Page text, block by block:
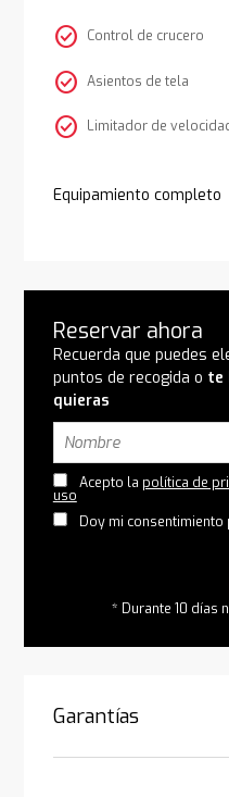
check_circle Control de crucero
check_circle Asientos de tela
check_circle Limitador de
Equipamiento completo
Reservar ahora
Recuerda que puedes
puntos de recogida o te
quieras
Acepto la política de
uso
Doy mi
* Durante 10 días
Garantías